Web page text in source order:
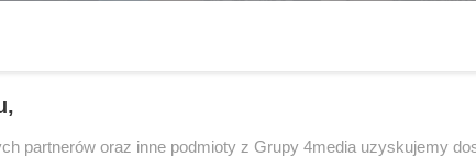
partnerów oraz inne podmioty z Grupy 4media uzyskujemy